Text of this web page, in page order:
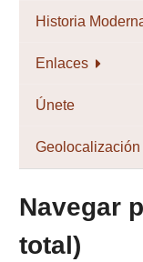
Historia
Enlaces
Únete
Geolocalización
Navegar
total)